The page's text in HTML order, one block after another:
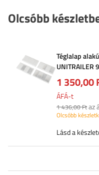
Olcsóbb
Téglalap
UNITRAILER
1 350,00
ÁFÁ-t
1 436,00 Ftaz
Olcsóbb
Lásd a